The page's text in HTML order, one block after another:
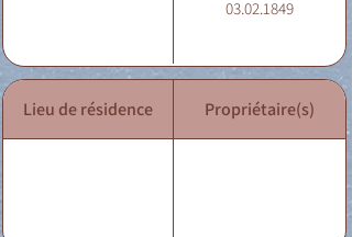
03.02.1849
Lieu de résidence Propriétaire(s)